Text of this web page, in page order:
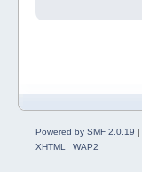
Powered by SMF 2.0.19 |
XHTML
WAP2